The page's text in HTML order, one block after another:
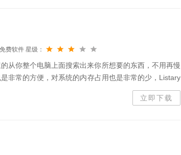
费软件 星级：
从你整个电脑上面搜索出来你所想要的东西，不用再慢
非常的方便，对系统的内存占用也是非常的少，Listary
远不必经历浏览文件夹、查找正确文件名和再次...
立即下载